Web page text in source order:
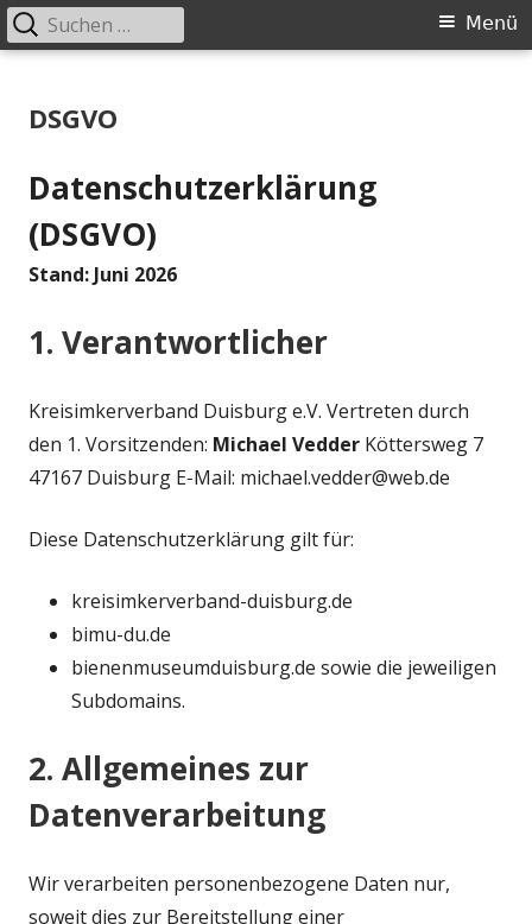
zum
Primäres
Menü
Suchen
nach:
DSGVO
Datenschutzerklärung
(DSGVO)
Stand: Juni 2026
1. Verantwortlicher
Kreisimkerverband Duisburg e.V. Vertreten durch
den 1. Vorsitzenden: Michael Vedder Köttersweg 7
47167 Duisburg E‑Mail: michael.vedder@web.de
Diese Datenschutzerklärung gilt für:
kreisimkerverband-duisburg.de
bimu-du.de
bienenmuseumduisburg.de sowie die jeweiligen
Subdomains.
2. Allgemeines zur
Datenverarbeitung
Wir verarbeiten personenbezogene Daten nur,
soweit dies zur Bereitstellung einer